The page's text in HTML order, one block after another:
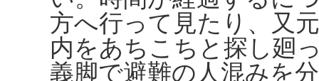
方へ行って見たり、又
内をあちこちと探し廻
義脚で避難の人混みを